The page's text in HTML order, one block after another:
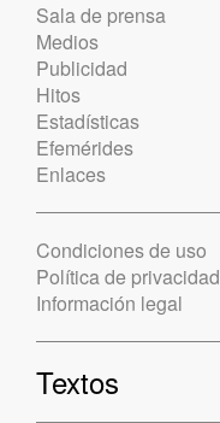
Sala de prensa
Medios
Publicidad
Hitos
Estadísticas
Efemérides
Enlaces
Condiciones de uso
Política de privacidad
Información legal
Textos